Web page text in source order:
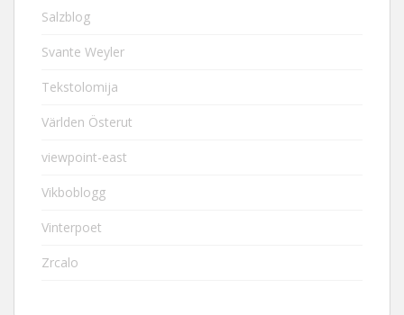
Salzblog
Svante Weyler
Tekstolomija
Världen Österut
viewpoint-east
Vikboblogg
Vinterpoet
Zrcalo